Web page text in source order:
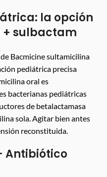
la opción
sulbactam
Bacmicine sultamicilina
pediátrica precisa
oral es
bacterianas pediátricas
de betalactamasa
sola. Agitar bien antes
reconstituida.
Antibiótico